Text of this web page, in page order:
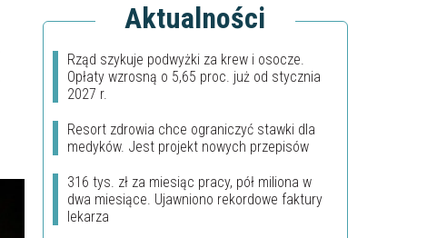
Aktualności
Rząd szykuje podwyżki za krew i osocze.
Opłaty wzrosną o 5,65 proc. już od stycznia
2027 r.
Resort zdrowia chce ograniczyć stawki dla
medyków. Jest projekt nowych przepisów
316 tys. zł za miesiąc pracy, pół miliona w
dwa miesiące. Ujawniono rekordowe faktury
lekarza